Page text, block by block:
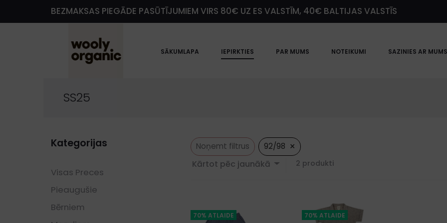
BEZMAKSAS PIEGĀDE PASŪTĪJUMIEM VIRS 80€ UZ ES VALSTĪM, 40€ BALTIJAS VALSTĪS
SĀKUMLAPA IEPIRKTIES PAR MUMS NOTEIKUMI SAZINIES AR MUMS
SS25
Noņemt filtrus 92/98 ×
Kārtot pēc jaunākā 2 produkti
Sorted
by
70% ATLAIDE 70% ATLAIDE
Kategorijas
Visas Preces
Pieaugušie
Bērniem